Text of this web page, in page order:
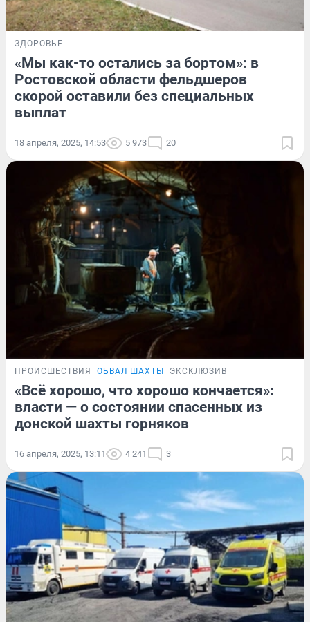
ЗДОРОВЬЕ
«Мы как-то остались за бортом»: в
Ростовской области фельдшеров
скорой оставили без специальных
выплат
18 апреля, 2025, 14:53 5 973 20
ПРОИСШЕСТВИЯ ОБВАЛ ШАХТЫ ЭКСКЛЮЗИВ
«Всё хорошо, что хорошо кончается»:
власти — о состоянии спасенных из
донской шахты горняков
16 апреля, 2025, 13:11 4 241 3